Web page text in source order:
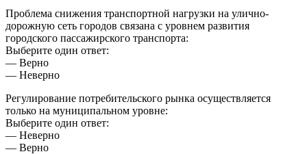
Проблема снижения транспортной нагрузки на улично-
дорожную сеть городов связана с уровнем развития
городского пассажирского транспорта:
Выберите один ответ:
— Верно
— Неверно
Регулирование потребительского рынка осуществляется
только на муниципальном уровне:
Выберите один ответ:
— Неверно
— Верно